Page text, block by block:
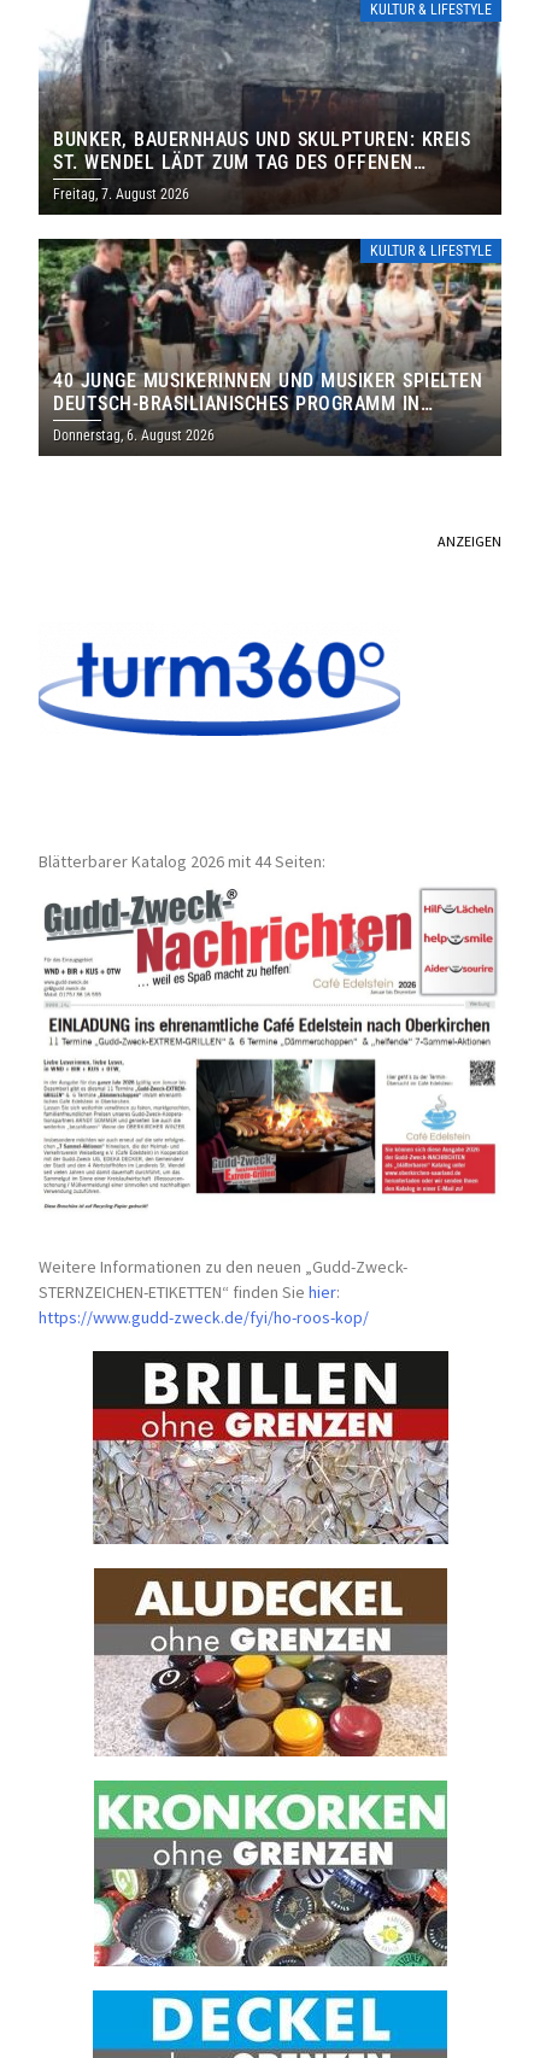
KULTUR & LIFESTYLE
BUNKER, BAUERNHAUS UND SKULPTUREN: KREIS
ST. WENDEL LÄDT ZUM TAG DES OFFENEN
DENKMALS EIN
Freitag, 7. August 2026
KULTUR & LIFESTYLE
40 JUNGE MUSIKERINNEN UND MUSIKER SPIELTEN
DEUTSCH-BRASILIANISCHES PROGRAMM IN
THOLEY
Donnerstag, 6. August 2026
ANZEIGEN
Blätterbarer Katalog 2026 mit 44 Seiten:
Weitere Informationen zu den neuen „Gudd-Zweck-
STERNZEICHEN-ETIKETTEN“ finden Siehier:
https://www.gudd-zweck.de/fyi/ho-roos-kop/